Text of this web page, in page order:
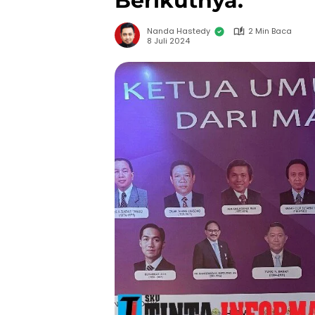
Nanda Hastedy
2 Min Baca
8 Juli 2024